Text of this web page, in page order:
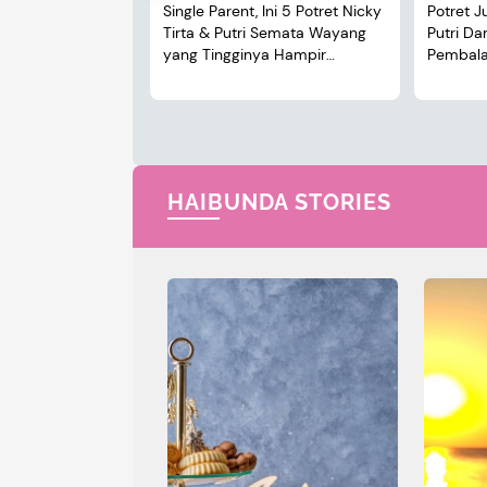
Single Parent, Ini 5 Potret Nicky
Tirta & Putri Semata Wayang
yang Tingginya Hampir
Potret
Putri
HAIBUNDA STORIES